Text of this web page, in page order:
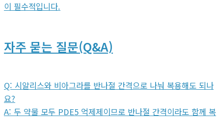
이 필수적입니다.
자주 묻는 질문(Q&A)
Q: 시알리스와 비아그라를 반나절 간격으로 나눠 복용해도 되나
요?
A: 두 약물 모두 PDE5 억제제이므로 반나절 간격이라도 함께 복